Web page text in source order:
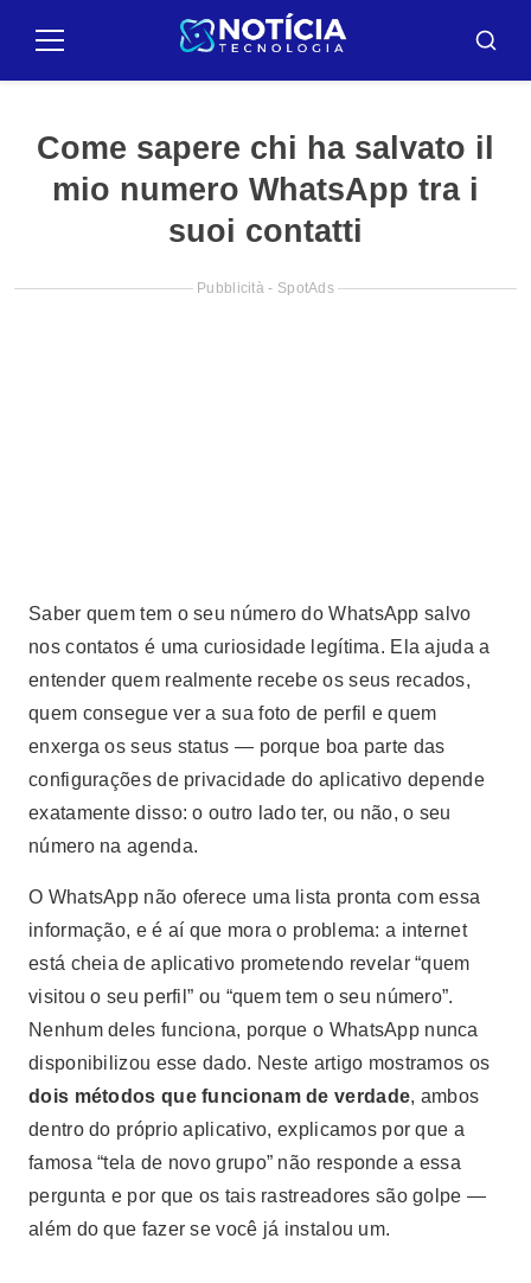
paraMenu
Come sapere chi ha salvato il
mio numero WhatsApp tra i
suoi contatti
Pubblicità - SpotAds
Saber quem tem o seu número do WhatsApp salvo
nos contatos é uma curiosidade legítima. Ela ajuda a
entender quem realmente recebe os seus recados,
quem consegue ver a sua foto de perfil e quem
enxerga os seus status — porque boa parte das
configurações de privacidade do aplicativo depende
exatamente disso: o outro lado ter, ou não, o seu
número na agenda.
O WhatsApp não oferece uma lista pronta com essa
informação, e é aí que mora o problema: a internet
está cheia de aplicativo prometendo revelar “quem
visitou o seu perfil” ou “quem tem o seu número”.
Nenhum deles funciona, porque o WhatsApp nunca
disponibilizou esse dado. Neste artigo mostramos os
dois métodos que funcionam de verdade, ambos
dentro do próprio aplicativo, explicamos por que a
famosa “tela de novo grupo” não responde a essa
pergunta e por que os tais rastreadores são golpe —
além do que fazer se você já instalou um.